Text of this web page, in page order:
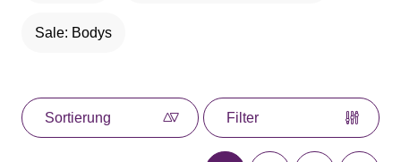
Sale: Bodys
Sortierung Filter